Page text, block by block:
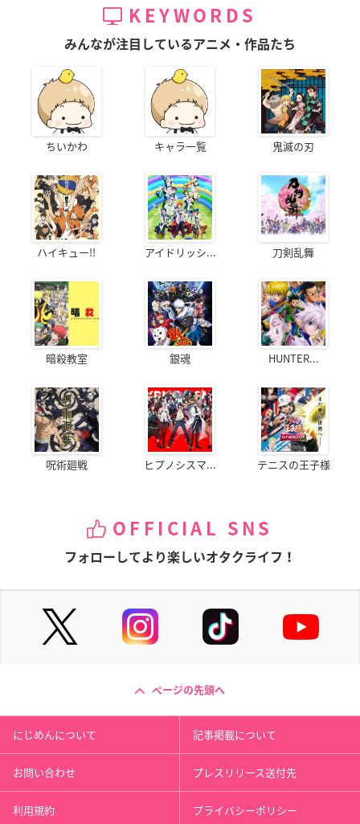
KEYWORDS
みんなが注目しているアニメ・作品たち
ちいかわ キャラ一覧 鬼滅の刃
ハイキュー!! アイドリッシ... 刀剣乱舞
暗殺教室 銀魂 HUNTER...
呪術廻戦 ヒプノシスマ... テニスの王子様
OFFICIAL SNS
フォローしてより楽しいオタクライフ！
ページの先頭へ
にじめんについて 記事掲載について
お問い合わせ プレスリリース送付先
利用規約 プライバシーポリシー